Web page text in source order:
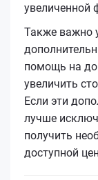
увеличенной
Также важно
помощь на
увеличить
Если эти
лучше
получить
доступной